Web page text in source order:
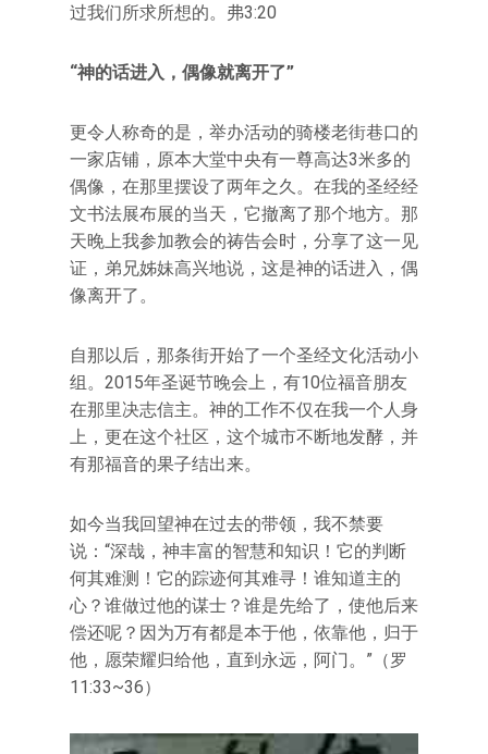
过我们所求所想的。弗3:20
“神的话进入，偶像就离开了”
更令人称奇的是，举办活动的骑楼老街巷口的
一家店铺，原本大堂中央有一尊高达3米多的
偶像，在那里摆设了两年之久。在我的圣经经
文书法展布展的当天，它撤离了那个地方。那
天晚上我参加教会的祷告会时，分享了这一见
证，弟兄姊妹高兴地说，这是神的话进入，偶
像离开了。
自那以后，那条街开始了一个圣经文化活动小
组。2015年圣诞节晚会上，有10位福音朋友
在那里决志信主。神的工作不仅在我一个人身
上，更在这个社区，这个城市不断地发酵，并
有那福音的果子结出来。
如今当我回望神在过去的带领，我不禁要
说：“深哉，神丰富的智慧和知识！它的判断
何其难测！它的踪迹何其难寻！谁知道主的
心？谁做过他的谋士？谁是先给了，使他后来
偿还呢？因为万有都是本于他，依靠他，归于
他，愿荣耀归给他，直到永远，阿门。”（罗
11:33~36）